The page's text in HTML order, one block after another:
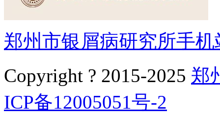
郑州市银屑病研究所手机
Copyright ? 2015-2025 郑
ICP备12005051号-2